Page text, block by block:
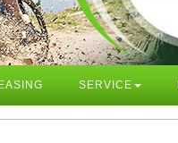
SERVICE